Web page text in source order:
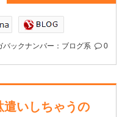
バックナンバー：ブログ系 0
遣いしちゃうの